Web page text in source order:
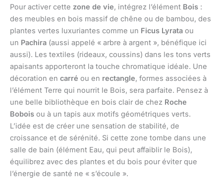
Pour activer cette zone de vie, intégrez l’élément Bois :
des meubles en bois massif de chêne ou de bambou, des
plantes vertes luxuriantes comme un Ficus Lyrata ou
un Pachira (aussi appelé « arbre à argent », bénéfique ici
aussi). Les textiles (rideaux, coussins) dans les tons verts
apaisants apporteront la touche chromatique idéale. Une
décoration en carré ou en rectangle, formes associées à
l’élément Terre qui nourrit le Bois, sera parfaite. Pensez à
une belle bibliothèque en bois clair de chez Roche
Bobois ou à un tapis aux motifs géométriques verts.
L’idée est de créer une sensation de stabilité, de
croissance et de sérénité. Si cette zone tombe dans une
salle de bain (élément Eau, qui peut affaiblir le Bois),
équilibrez avec des plantes et du bois pour éviter que
l’énergie de santé ne « s’écoule ».